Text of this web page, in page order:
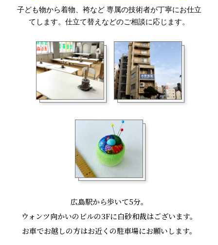
子ども物から着物、袴など 専属の技術者が丁寧にお仕立
てします。仕立て替えなどのご相談に応じます。
広島駅から歩いて5分。
ウォンツ向かいのビルの3Fに白砂和裁はございます。
お車でお越しの方はお近くの駐車場にお願いします。